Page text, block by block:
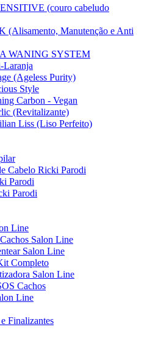
(couro cabeludo
(Alisamento, Manutenção e Anti
WANING SYSTEM
Laranja
(Ageless Purity)
Style
Carbon - Vegan
(Revitalizante)
Liss (Liso Perfeito)
Cabelo Ricki Parodi
Parodi
Parodi
Line
Salon Line
Salon Line
Completo
Salon Line
Cachos
Line
Finalizantes